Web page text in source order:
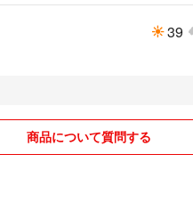
39
商品について質問する